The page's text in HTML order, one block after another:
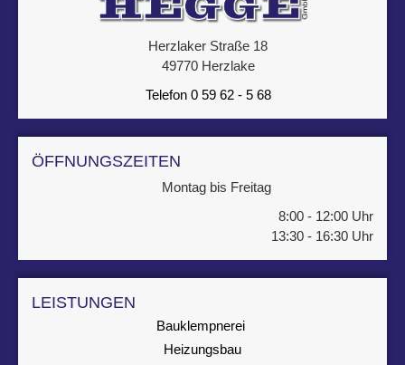
Herzlaker Straße 18
49770 Herzlake
Telefon 0 59 62 - 5 68
ÖFFNUNGSZEITEN
Montag bis Freitag
8:00 - 12:00 Uhr
13:30 - 16:30 Uhr
LEISTUNGEN
Bauklempnerei
Heizungsbau